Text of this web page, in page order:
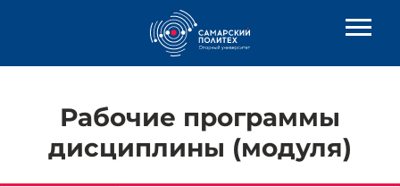
Рабочие программы
дисциплины (модуля)